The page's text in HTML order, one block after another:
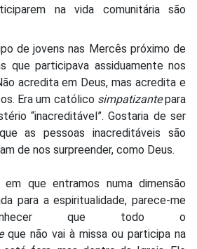
na vida comunitária são
de jovens nas Mercês próximo de
que participava assiduamente nos
acredita em Deus, mas acredita e
Era um católico simpatizantepara
“inacreditável”. Gostaria de ser
as pessoas inacreditáveis são
de nos surpreender, como Deus.
que entramos numa dimensão
para a espiritualidade, parece-me
que todo o
que não vai à missa ou participa na